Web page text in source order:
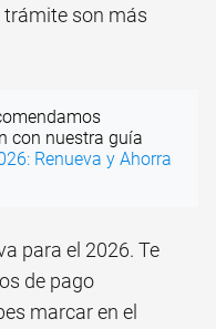
trámite son más
con nuestra guía
Renueva y Ahorra
para el 2026. Te
de pago
marcar en el